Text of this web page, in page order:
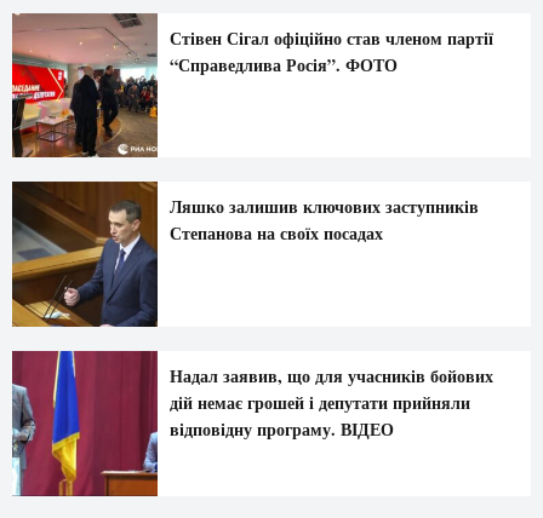
Стівен Сігал офіційно став членом партії
“Справедлива Росія”. ФОТО
Ляшко залишив ключових заступників
Степанова на своїх посадах
Надал заявив, що для учасників бойових
дій немає грошей і депутати прийняли
відповідну програму. ВІДЕО